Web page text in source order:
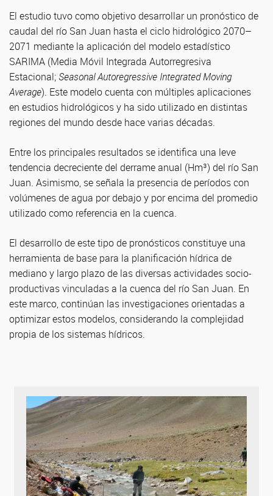
El estudio tuvo como objetivo desarrollar un pronóstico de
caudal del río San Juan hasta el ciclo hidrológico 2070–
2071 mediante la aplicación del modelo estadístico
SARIMA (Media Móvil Integrada Autorregresiva
Estacional; Seasonal Autoregressive Integrated Moving
Average). Este modelo cuenta con múltiples aplicaciones
en estudios hidrológicos y ha sido utilizado en distintas
regiones del mundo desde hace varias décadas.
Entre los principales resultados se identifica una leve
tendencia decreciente del derrame anual (Hm³) del río San
Juan. Asimismo, se señala la presencia de períodos con
volúmenes de agua por debajo y por encima del promedio
utilizado como referencia en la cuenca.
El desarrollo de este tipo de pronósticos constituye una
herramienta de base para la planificación hídrica de
mediano y largo plazo de las diversas actividades socio-
productivas vinculadas a la cuenca del río San Juan. En
este marco, continúan las investigaciones orientadas a
optimizar estos modelos, considerando la complejidad
propia de los sistemas hídricos.